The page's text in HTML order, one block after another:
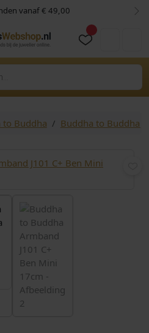
vanaf € 49,00
to Buddha Buddha to Buddha